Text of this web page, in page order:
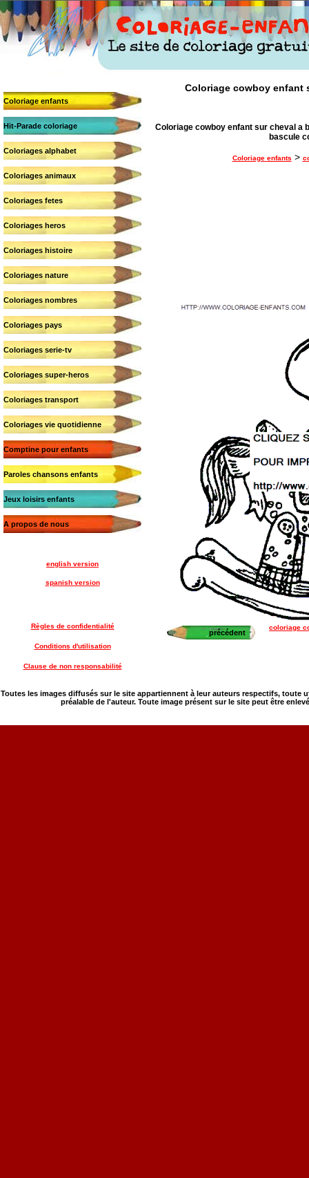
Coloriage enfants
Hit-Parade coloriage
Coloriages alphabet
Coloriages animaux
Coloriages fetes
Coloriages heros
Coloriages histoire
Coloriages nature
Coloriages nombres
Coloriages pays
Coloriages serie-tv
Coloriages super-heros
Coloriages transport
Coloriages vie quotidienne
Comptine pour enfants
Paroles chansons enfants
Jeux loisirs enfants
A propos de nous
english version
spanish version
Règles de confidentialité
Conditions d'utilisation
Clause de non responsabilité
Coloriage cowboy enfant
Coloriage cowboy enfant sur cheval a
bascule
Coloriage enfants >
précédent
coloriage
Toutes les images diffusés sur le site appartiennent à leur auteurs respectifs,
préalable de l'auteur. Toute image présent sur le site peut être